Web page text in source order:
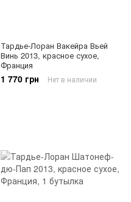
Тардье-Лоран Вакейра Вьей
Винь 2013, красное сухое,
Франция
1 770 грн Нет в наличии